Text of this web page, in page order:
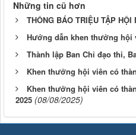
Những tin cũ hơn
THÔNG BÁO TRIỆU TẬP
Hướng dẫn khen thưởng hội
Thành lập Ban Chỉ đạo thi,
Khen thưởng hội viên có
Khen thưởng hội viên có
2025 (08/08/2025)